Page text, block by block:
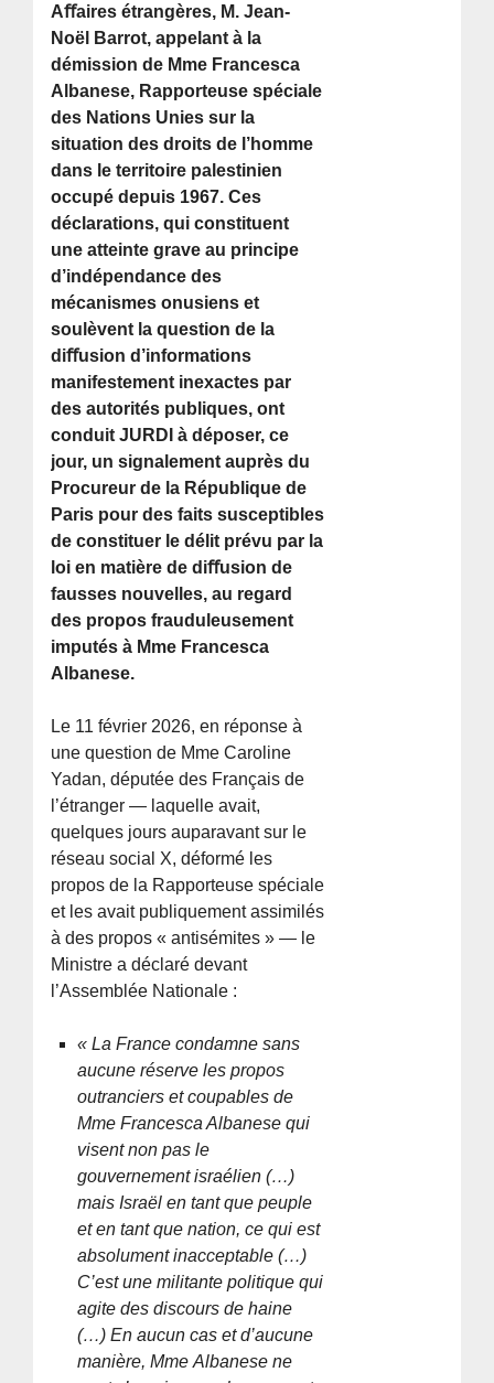
Aﬀaires étrangères, M. Jean-
Noël Barrot, appelant à la
démission de Mme Francesca
Albanese, Rapporteuse spéciale
des Nations Unies sur la
situation des droits de l’homme
dans le territoire palestinien
occupé depuis 1967. Ces
déclarations, qui constituent
une atteinte grave au principe
d’indépendance des
mécanismes onusiens et
soulèvent la question de la
diﬀusion d’informations
manifestement inexactes par
des autorités publiques, ont
conduit JURDI à déposer, ce
jour, un signalement auprès du
Procureur de la République de
Paris pour des faits susceptibles
de constituer le délit prévu par la
loi en matière de diﬀusion de
fausses nouvelles, au regard
des propos frauduleusement
imputés à Mme Francesca
Albanese.
Le 11 février 2026, en réponse à
une question de Mme Caroline
Yadan, députée des Français de
l’étranger — laquelle avait,
quelques jours auparavant sur le
réseau social X, déformé les
propos de la Rapporteuse spéciale
et les avait publiquement assimilés
à des propos « antisémites » — le
Ministre a déclaré devant
l’Assemblée Nationale :
« La France condamne sans
aucune réserve les propos
outranciers et coupables de
Mme Francesca Albanese qui
visent non pas le
gouvernement israélien (…)
mais Israël en tant que peuple
et en tant que nation, ce qui est
absolument inacceptable (…)
C’est une militante politique qui
agite des discours de haine
(…) En aucun cas et d’aucune
manière, Mme Albanese ne